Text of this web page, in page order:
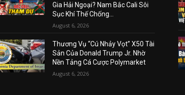
Gia Hải Ngoại? Nam Bắc Cali Sôi
Sục Khí Thế Chống...
August 6, 2026
Thương Vụ “Cú Nhảy Vọt” X50 Tài
Sản Của Donald Trump Jr. Nhờ
Nền Tảng Cá Cược Polymarket
August 6, 2026